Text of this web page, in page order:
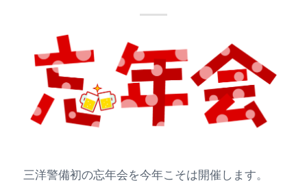
三洋警備初の忘年会を今年こそは開催します。